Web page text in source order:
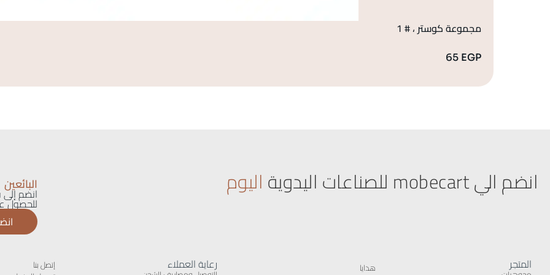
مجموعة كوستر ، # 1
65 EGP
انضم الي mobecart للصناعات اليدوية اليوم البائعين
انضم إلى
للحصول
المتجر هدايا رعاية العملاء إتصل بنا